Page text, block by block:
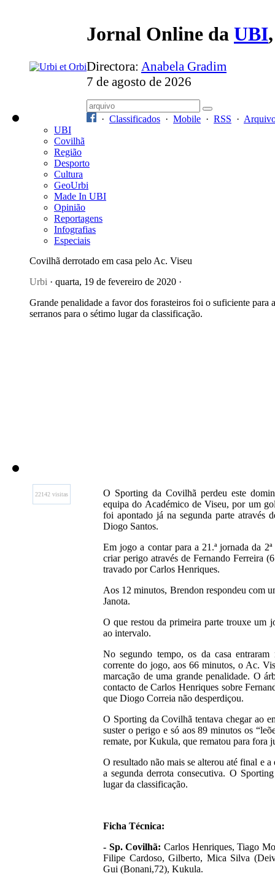
Jornal Online da UBI
Directora: Anabela Gradim
7 de agosto de 2026
· Classificados · Mobile · RSS ·
UBI
Covilhã
Região
Desporto
Cultura
GeoUrbi
Made In UBI
Opinião
Reportagens
Infografias
Especiais
Covilhã derrotado em casa pelo Ac. Viseu
Urbi · quarta, 19 de fevereiro de 2020 ·
Grande penalidade a favor dos forasteiros foi o suficiente para
serranos para o sétimo lugar da classificação.
22142 visitas
O Sporting da Covilhã perdeu este
equipa do Académico de Viseu, por um
foi apontado já na segunda parte através
Diogo Santos.
Em jogo a contar para a 21.ª jornada da
criar perigo através de Fernando Ferreira
travado por Carlos Henriques.
Aos 12 minutos, Brendon respondeu com
Janota.
O que restou da primeira parte trouxe um
ao intervalo.
No segundo tempo, os da casa
corrente do jogo, aos 66 minutos, o Ac.
marcação de uma grande penalidade. O
contacto de Carlos Henriques sobre
que Diogo Correia não desperdiçou.
O Sporting da Covilhã tentava chegar ao
suster o perigo e só aos 89 minutos os
remate, por Kukula, que rematou para fora
O resultado não mais se alterou até final e
a segunda derrota consecutiva. O
lugar da classificação.
Ficha Técnica:
- Sp. Covilhã: Carlos Henriques, Tiago
Filipe Cardoso, Gilberto, Mica Silva
Gui (Bonani,72), Kukula.